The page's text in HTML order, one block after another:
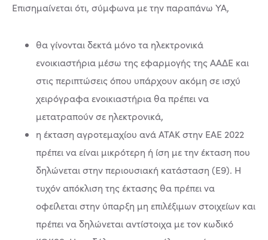
Επισημαίνεται ότι, σύμφωνα με την παραπάνω ΥΑ,
θα γίνονται δεκτά μόνο τα ηλεκτρονικά
ενοικιαστήρια μέσω της εφαρμογής της ΑΑΔΕ και
στις περιπτώσεις όπου υπάρχουν ακόμη σε ισχύ
χειρόγραφα ενοικιαστήρια θα πρέπει να
μετατραπούν σε ηλεκτρονικά,
η έκταση αγροτεμαχίου ανά ΑΤΑΚ στην ΕΑΕ 2022
πρέπει να είναι μικρότερη ή ίση με την έκταση που
δηλώνεται στην περιουσιακή κατάσταση (Ε9). Η
τυχόν απόκλιση της έκτασης θα πρέπει να
οφείλεται στην ύπαρξη μη επιλέξιμων στοιχείων και
πρέπει να δηλώνεται αντίστοιχα με τον κωδικό